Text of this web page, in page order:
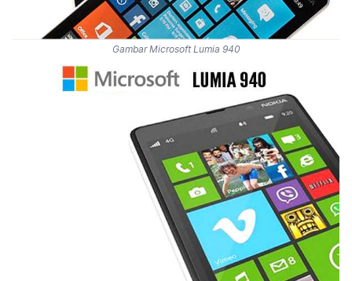
Gambar Microsoft Lumia 940